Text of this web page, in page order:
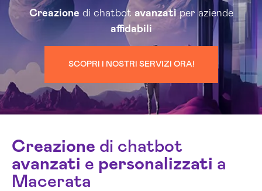
Creazione di chatbot avanzatiper aziende
affidabili
SCOPRI I NOSTRI SERVIZI ORA!
Creazione di chatbot
avanzati e personalizzati a
Macerata